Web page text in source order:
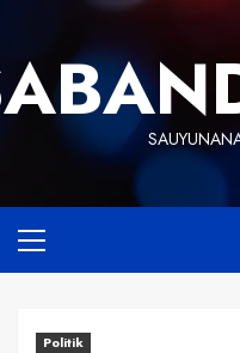
content
Menu
Politik